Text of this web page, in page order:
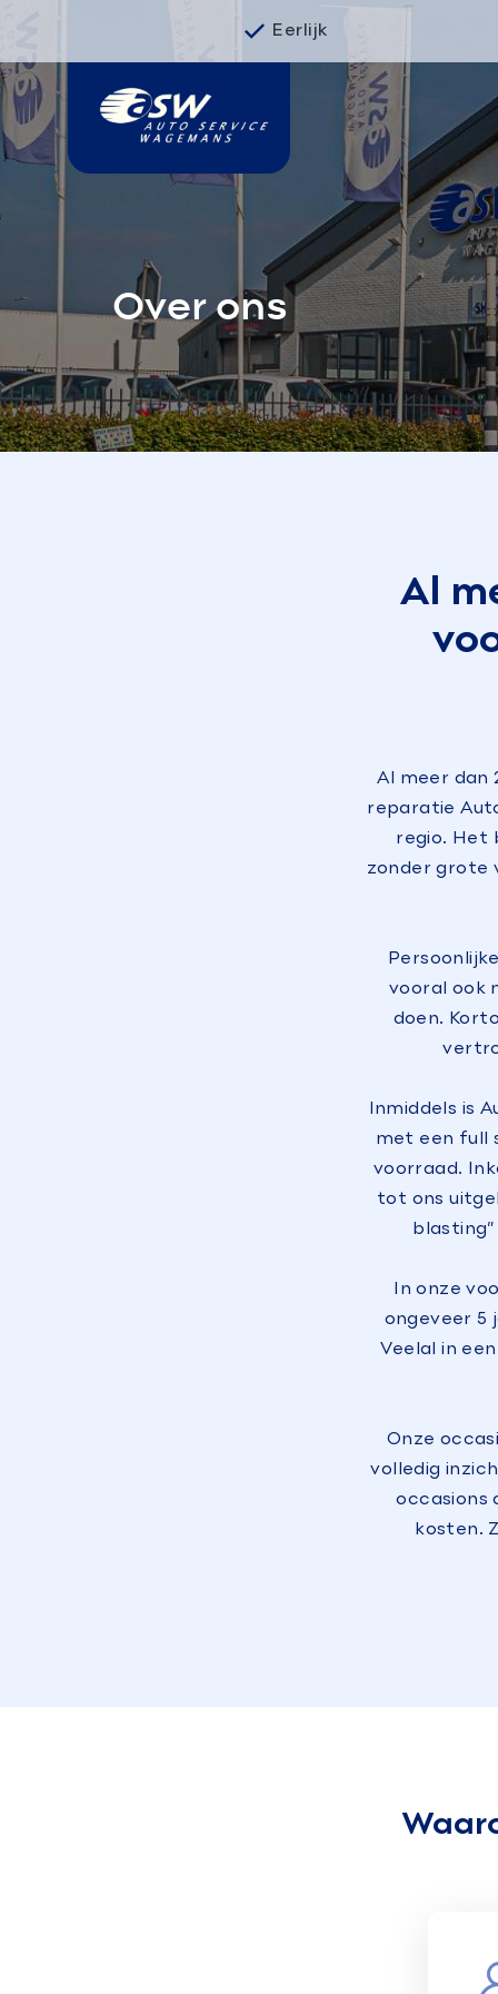
Eerlijk
Over ons
Al
Al meer dan
reparatie
regio. Het
zonder grote
vooral ook
doen.
Inmiddels is
met een full
voorraad.
tot ons
In onze
ongeveer 5
Veelal in
Onze
volledig
occasions
kosten.